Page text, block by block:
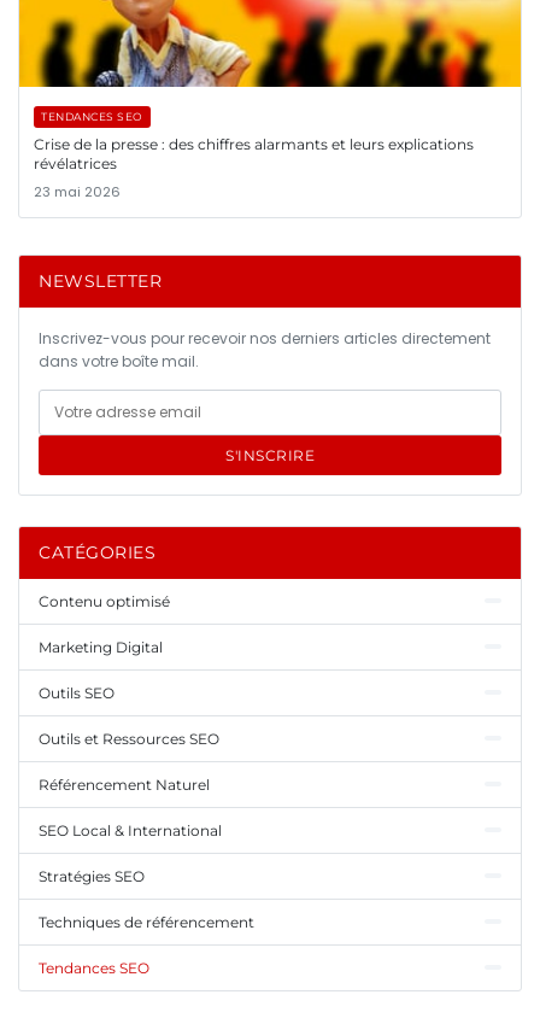
TENDANCES SEO
Crise de la presse : des chiffres alarmants et leurs explications
révélatrices
23 mai 2026
NEWSLETTER
Inscrivez-vous pour recevoir nos derniers articles directement
dans votre boîte mail.
S'INSCRIRE
CATÉGORIES
Contenu optimisé
Marketing Digital
Outils SEO
Outils et Ressources SEO
Référencement Naturel
SEO Local & International
Stratégies SEO
Techniques de référencement
Tendances SEO